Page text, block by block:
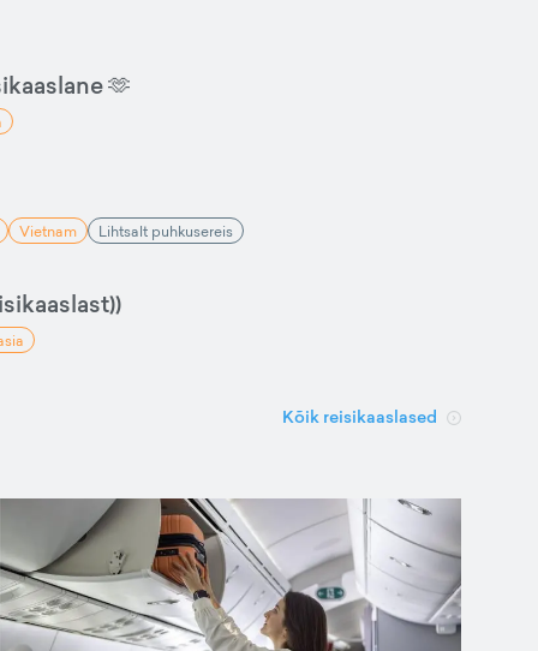
🫶
Vietnam Lihtsalt puhkusereis
Kõik reisikaaslased